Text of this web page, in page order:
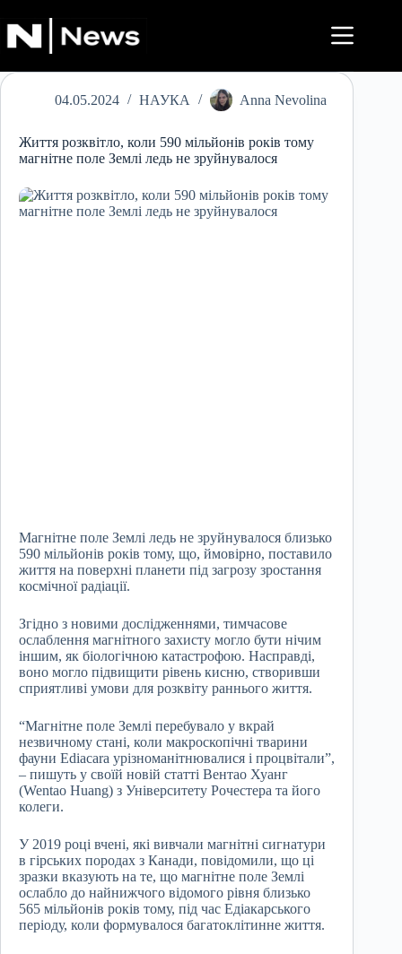
до
вмісту
04.05.2024 НАУКА Anna Nevolina
Життя розквітло, коли 590 мільйонів років тому
магнітне поле Землі ледь не зруйнувалося
Магнітне поле Землі ледь не зруйнувалося близько
590 мільйонів років тому, що, ймовірно, поставило
життя на поверхні планети під загрозу зростання
космічної радіації.
Згідно з новими дослідженнями, тимчасове
ослаблення магнітного захисту могло бути нічим
іншим, як біологічною катастрофою. Насправді,
воно могло підвищити рівень кисню, створивши
сприятливі умови для розквіту раннього життя.
“Магнітне поле Землі перебувало у вкрай
незвичному стані, коли макроскопічні тварини
фауни Ediacara урізноманітнювалися і процвітали”,
– пишуть у своїй новій статті Вентао Хуанг
(Wentao Huang) з Університету Рочестера та його
колеги.
У 2019 році вчені, які вивчали магнітні сигнатури
в гірських породах з Канади, повідомили, що ці
зразки вказують на те, що магнітне поле Землі
ослабло до найнижчого відомого рівня близько
565 мільйонів років тому, під час Едіакарського
періоду, коли формувалося багатоклітинне життя.